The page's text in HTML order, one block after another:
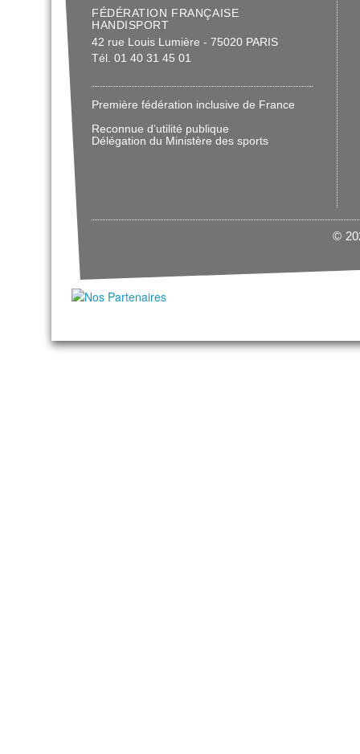
FÉDÉRATION FRANÇAISE
HANDISPORT
42 rue Louis Lumière - 75020 PARIS
Tél. 01 40 31 45 01
Première fédération inclusive de France
Reconnue d’utilité publique
Délégation du Ministère des sports
©